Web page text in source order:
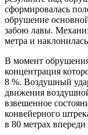
сформировалась
обрушение
забою лавы.
метра и
В момент
концентрация
8 %. Воздушный
движения
взвешенное
конвейерного
в 80 метрах